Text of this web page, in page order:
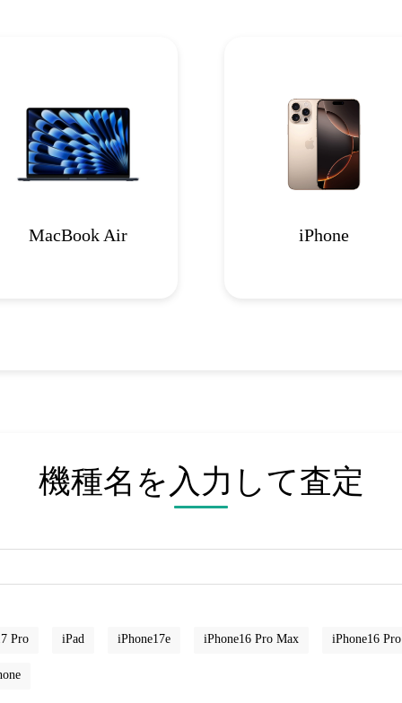
MacBook Air iPhone
機種名を入力して査定
Pro iPad iPhone17e iPhone16 Pro Max iPhone16 Pro